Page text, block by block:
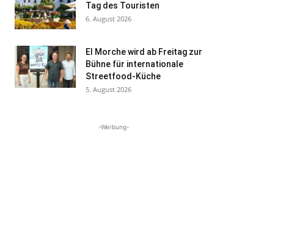
Tag des Touristen
6. August 2026
El Morche wird ab Freitag zur
Bühne für internationale
Streetfood-Küche
5. August 2026
-Werbung-